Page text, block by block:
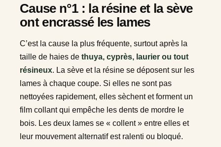
Cause n°1 : la résine et la sève
ont encrassé les lames
C’est la cause la plus fréquente, surtout après la
taille de haies de thuya, cyprès, laurier ou tout
résineux. La sève et la résine se déposent sur les
lames à chaque coupe. Si elles ne sont pas
nettoyées rapidement, elles sèchent et forment un
film collant qui empêche les dents de mordre le
bois. Les deux lames se « collent » entre elles et
leur mouvement alternatif est ralenti ou bloqué.